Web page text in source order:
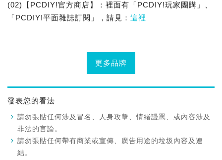
(02)【PCDIY!官方商店】：裡面有「PCDIY!玩家團購」、
「PCDIY!平面雜誌訂閱」，請見： 這裡
更多品牌
發表您的看法
請勿張貼任何涉及冒名、人身攻擊、情緒謾罵、或內容涉及
非法的言論。
請勿張貼任何帶有商業或宣傳、廣告用途的垃圾內容及連
結。